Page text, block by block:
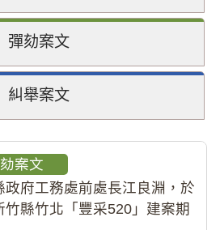
彈劾案文
糾舉案文
案文
政府工務處前處長江良淵，於
竹縣竹北「豐采520」建案期